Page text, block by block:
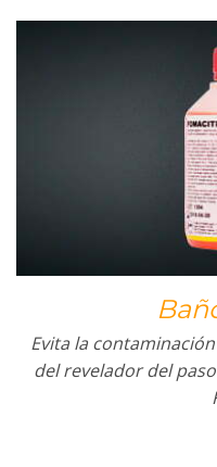
Evita la
del revelador del